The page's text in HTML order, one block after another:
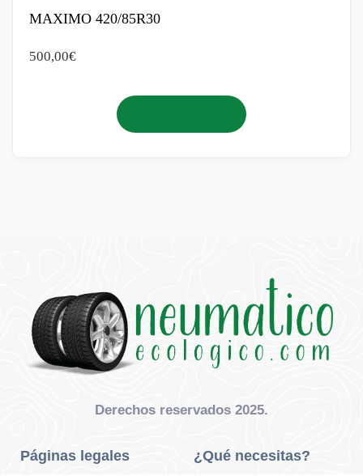
MAXIMO 420/85R30
500,00€
Derechos reservados 2025.
Páginas legales ¿Qué necesitas?